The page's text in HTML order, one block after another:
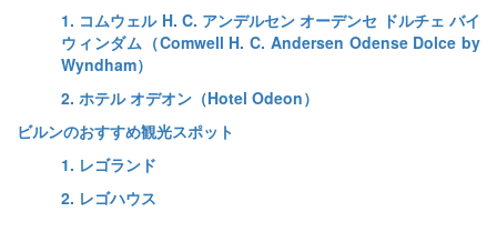
1. コムウェル H. C. アンデルセン オーデンセ ドルチェ バイ
ウィンダム（Comwell H. C. Andersen Odense Dolce by
Wyndham）
2. ホテル オデオン（Hotel Odeon）
ビルンのおすすめ観光スポット
1. レゴランド
2. レゴハウス